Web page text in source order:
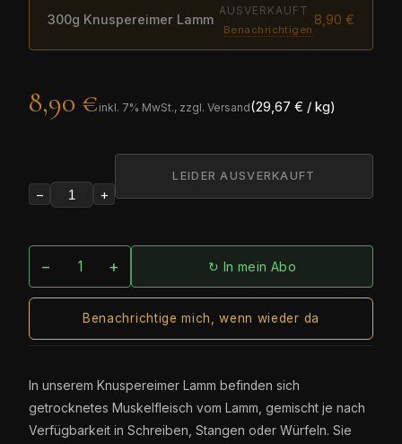
300g Knuspereimer Lamm
AUSVERKAUFT
Benachrichtigen
8,90 €
8,90 € inkl. 7% MwSt., zzgl. Versand(29,67 € / kg)
− +
LEIDER AUSVERKAUFT
− + ↻ In mein Abo
Benachrichtige mich, wenn wieder da
In unserem Knuspereimer Lamm befinden sich
getrocknetes Muskelfleisch vom Lamm, gemischt je nach
Verfügbarkeit in Schreiben, Stangen oder Würfeln. Sie